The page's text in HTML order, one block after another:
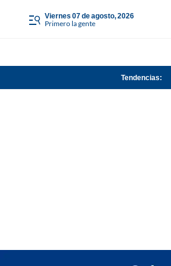
viernes 07 de agosto, 2026
Primero la gente
Tendencias: